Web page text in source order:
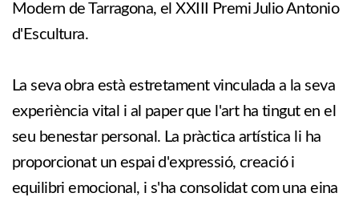
Modern de Tarragona, el XXIII Premi Julio Antonio
d'Escultura.
La seva obra està estretament vinculada a la seva
experiència vital i al paper que l'art ha tingut en el
seu benestar personal. La pràctica artística li ha
proporcionat un espai d'expressió, creació i
equilibri emocional, i s'ha consolidat com una eina